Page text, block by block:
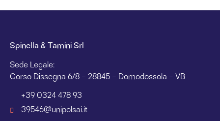
Spinella & Tamini Srl
Sede Legale:
Corso Dissegna 6/8 – 28845 – Domodossola – VB
+39 0324 478 93
39546@unipolsai.it